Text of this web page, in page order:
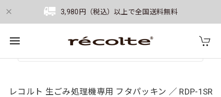
3,980円（税込）以上で全国送料無料
レコルト 生ごみ処理機専用 フタパッキン ／ RDP-1SR